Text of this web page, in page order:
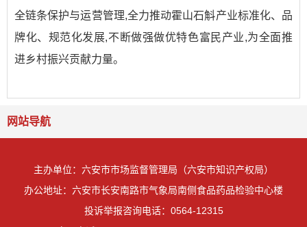
全链条保护与运营管理,全力推动霍山石斛产业标准化、品
牌化、规范化发展,不断做强做优特色富民产业,为全面推
进乡村振兴贡献力量。
网站导航
主办单位：六安市市场监督管理局（六安市知识产权局）
办公地址：六安市长安南路市气象局南侧食品药品检验中心楼
投诉举报咨询电话：0564-12315